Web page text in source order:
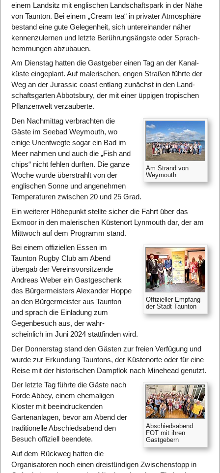
einem Land­sitz mit englischen Land­schafts­park in der Nähe
von Taunton. Bei einem „Cream tea“ in privater Atmosphäre
bestand eine gute Gelegen­heit, sich unter­einander näher
kennen­zulernen und letzte Berührungs­ängste oder Sprach­
hemmungen abzubauen.
Am Dienstag hatten die Gastgeber einen Tag an der Kanal­
küste eingeplant. Auf malerischen, engen Straßen führte der
Weg an der Jurassic coast entlang zunächst in den Land­
schafts­garten Abbotsbury, der mit einer üppigen tropischen
Pflanzen­welt verzauberte.
Am Strand von
Weymouth
Den Nach­mittag verbrachten die
Gäste im Seebad Weymouth, wo
einige Unentwegte sogar ein Bad im
Meer nahmen und auch die „Fish and
chips“ nicht fehlen durften. Die ganze
Woche wurde über­strahlt von der
englischen Sonne und angenehmen
Temperaturen zwischen 20 und 25 Grad.
Ein weiterer Höhe­punkt stellte sicher die Fahrt über das
Exmoor in den malerischen Küsten­ort Lynmouth dar, der am
Mittwoch auf dem Programm stand.
Offizieller Empfang
der Stadt Taunton
Bei einem offiziellen Essen im
Taunton Rugby Club am Abend
übergab der Vereins­vorsitzende
Andreas Weber ein Gast­geschenk
des Bürgermeisters Alexander Hoppe
an den Bürgermeister aus Taunton
und sprach die Einladung zum
Gegen­besuch aus, der wahr­
scheinlich im Juni 2024 stattfinden wird.
Der Donnerstag stand den Gästen zur freien Verfügung und
wurde zur Erkundung Tauntons, der Küstenorte oder für eine
Reise mit der historischen Dampflok nach Minehead genutzt.
Abschiedsabend:
FOT mit ihren
Gastgebern
Der letzte Tag führte die Gäste nach
Forde Abbey, einem ehemaligen
Kloster mit beeindruckenden
Gartenanlagen, bevor am Abend der
traditionelle Abschiedsabend den
Besuch offiziell beendete.
Auf dem Rückweg hatten die
Organisatoren noch einen dreistündigen Zwischenstopp in